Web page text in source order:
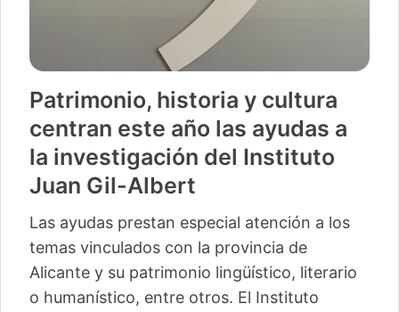
Patrimonio, historia y cultura
centran este año las ayudas a
la investigación del Instituto
Juan Gil-Albert
Las ayudas prestan especial atención a los
temas vinculados con la provincia de
Alicante y su patrimonio lingüístico, literario
o humanístico, entre otros. El Instituto